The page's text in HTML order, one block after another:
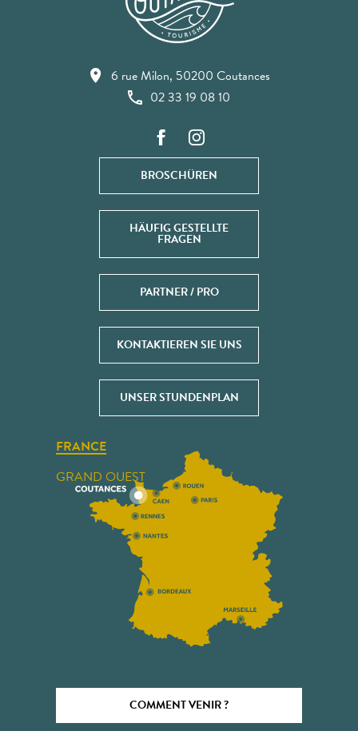
6 rue Milon, 50200 Coutances
02 33 19 08 10
BROSCHÜREN
HÄUFIG GESTELLTE
FRAGEN
PARTNER / PRO
KONTAKTIEREN SIE UNS
UNSER STUNDENPLAN
FRANCE
GRAND OUEST
COMMENT VENIR ?